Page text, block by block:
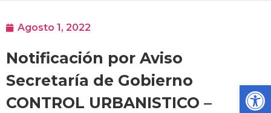
Agosto 1, 2022
Notificación por Aviso
Secretaría de Gobierno
CONTROL URBANISTICO –